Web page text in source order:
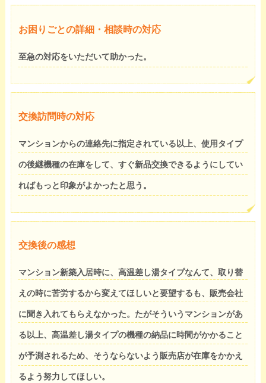
お困りごとの詳細・相談時の対応
至急の対応をいただいて助かった。
交換訪問時の対応
マンションからの連絡先に指定されている以上、使用タイプ
の後継機種の在庫をして、すぐ新品交換できるようにしてい
ればもっと印象がよかったと思う。
交換後の感想
マンション新築入居時に、高温差し湯タイプなんて、取り替
えの時に苦労するから変えてほしいと要望するも、販売会社
に聞き入れてもらえなかった。たがそういうマンションがあ
る以上、高温差し湯タイプの機種の納品に時間がかかること
が予測されるため、そうならないよう販売店が在庫をかかえ
るよう努力してほしい。